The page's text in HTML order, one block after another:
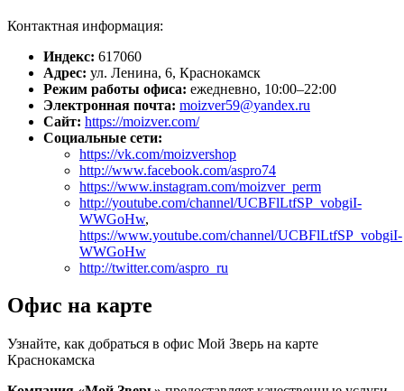
Контактная информация:
Индекс: 617060
Адрес: ул. Ленина, 6, Краснокамск
Режим работы офиса: ежедневно, 10:00–22:00
Электронная почта: moizver59@yandex.ru
Сайт: https://moizver.com/
Социальные сети:
https://vk.com/moizvershop
http://www.facebook.com/aspro74
https://www.instagram.com/moizver_perm
http://youtube.com/channel/UCBFlLtfSP_vobgiI-
WWGoHw,
https://www.youtube.com/channel/UCBFlLtfSP_vobgiI-
WWGoHw
http://twitter.com/aspro_ru
Офис на карте
Узнайте, как добраться в офис Мой Зверь на карте
Краснокамска